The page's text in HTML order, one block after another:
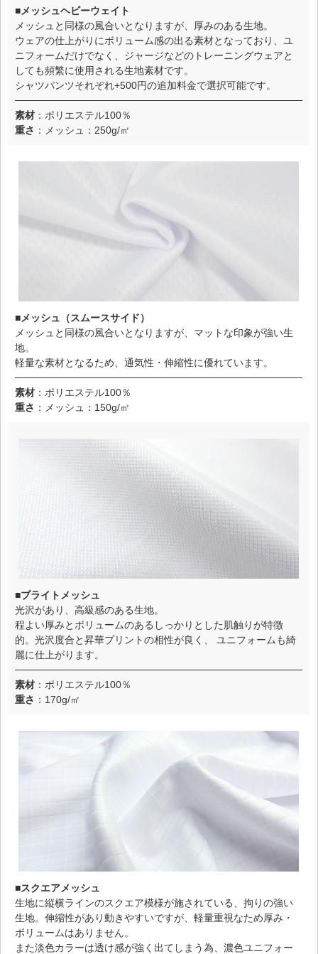
■メッシュヘビーウェイト
メッシュと同様の風合いとなりますが、厚みのある生地。
ウェアの仕上がりにボリューム感の出る素材となっており、ユ
ニフォームだけでなく、ジャージなどのトレーニングウェアと
しても頻繁に使用される生地素材です。
シャツパンツそれぞれ+500円の追加料金で選択可能です。
素材 ：ポリエステル100％
重さ ：メッシュ：250g/㎡
■メッシュ（スムースサイド）
メッシュと同様の風合いとなりますが、マットな印象が強い生
地。
軽量な素材となるため、通気性・伸縮性に優れています。
素材 ：ポリエステル100％
重さ ：メッシュ：150g/㎡
■ブライトメッシュ
光沢があり、高級感のある生地。
程よい厚みとボリュームのあるしっかりとした肌触りが特徴
的。光沢度合と昇華プリントの相性が良く、 ユニフォームも綺
麗に仕上がります。
素材 ：ポリエステル100％
重さ ：170g/㎡
■スクエアメッシュ
生地に縦横ラインのスクエア模様が施されている、拘りの強い
生地。伸縮性があり動きやすいですが、軽量重視なため厚み・
ボリュームはありません。
また淡色カラーは透け感が強く出てしまう為、濃色ユニフォー